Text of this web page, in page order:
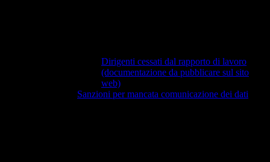
Dirigenti cessati dal rapporto di lavoro
(documentazione da pubblicare sul sito
web)
Sanzioni per mancata comunicazione dei dati